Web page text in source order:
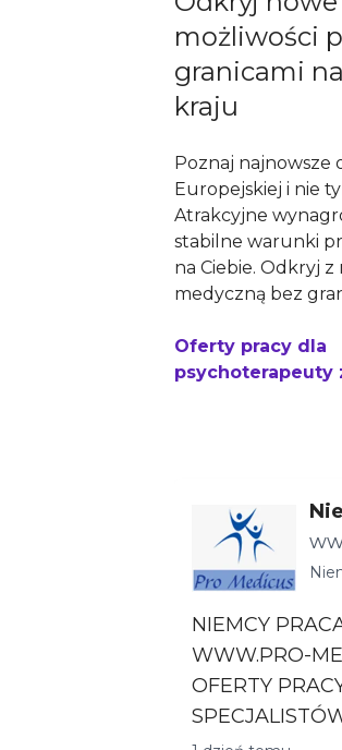
możliwości
granicami
kraju
Poznaj najnowsze
Europejskiej i nie
Atrakcyjne
stabilne warunki
na Ciebie. Odkryj z
medyczną bez
Oferty pracy dla
psychoterapeuty
NIEMCY
WWW.PRO-
OFERTY
SPECJALISTÓW, LEKARZY W